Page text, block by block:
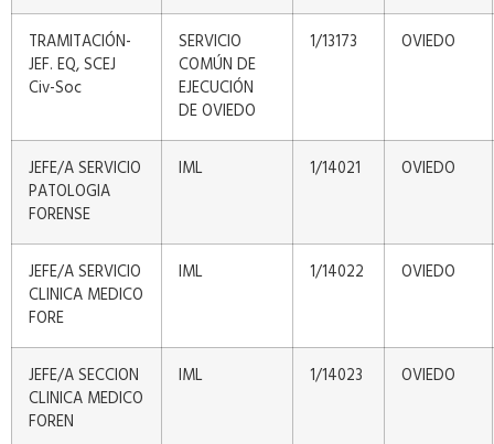
TRAMITACIÓN-
JEF. EQ, SCEJ
Civ-Soc
SERVICIO
COMÚN DE
EJECUCIÓN
DE OVIEDO
1/13173 OVIEDO
JEFE/A SERVICIO
PATOLOGIA
FORENSE
IML 1/14021 OVIEDO
JEFE/A SERVICIO
CLINICA MEDICO
FORE
IML 1/14022 OVIEDO
JEFE/A SECCION
CLINICA MEDICO
FOREN
IML 1/14023 OVIEDO